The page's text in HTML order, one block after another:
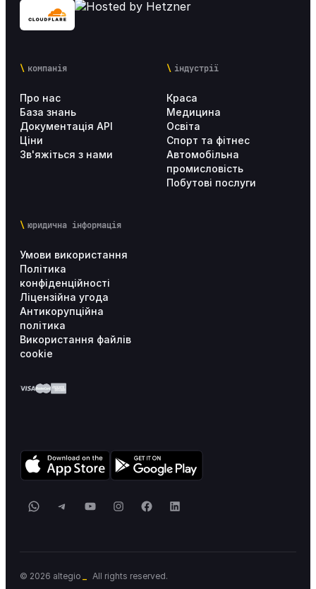
компанія
Про нас
База знань
Документація API
Ціни
Зв'яжіться з нами
індустрії
Краса
Медицина
Освіта
Спорт та фітнес
Автомобільна
промисловість
Побутові послуги
юридична інформація
Умови використання
Політика
конфіденційності
Ліцензійна угода
Антикорупційна
політика
Використання файлів
cookie
WhatsApp
TelegramYouTubeInstagram
FacebookLinkedIn
© 2026 altegio All rights reserved.